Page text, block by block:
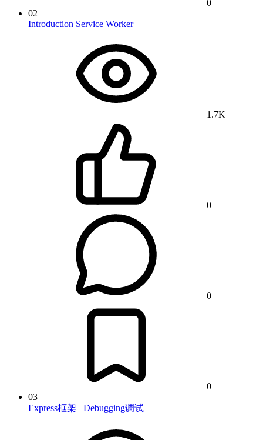
0
02
Introduction Service Worker
1.7K
0
0
0
03
Express框架– Debugging调试